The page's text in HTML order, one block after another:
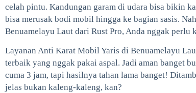
celah pintu. Kandungan garam di udara bisa bikin
bisa merusak bodi mobil hingga ke bagian sasis.
Benuamelayu Laut dari Rust Pro, Anda nggak perlu
Layanan Anti Karat Mobil Yaris di Benuamelayu
terbaik yang nggak pakai aspal. Jadi aman banget
cuma 3 jam, tapi hasilnya tahan lama banget!
jelas bukan kaleng-kaleng, kan?